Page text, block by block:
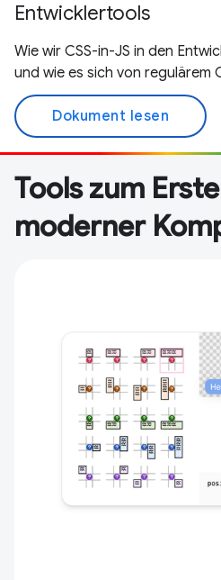
Entwicklertools
Wie wir CSS-in-JS in den
und wie es sich von regulärem
Dokument lesen
Tools zum
moderner